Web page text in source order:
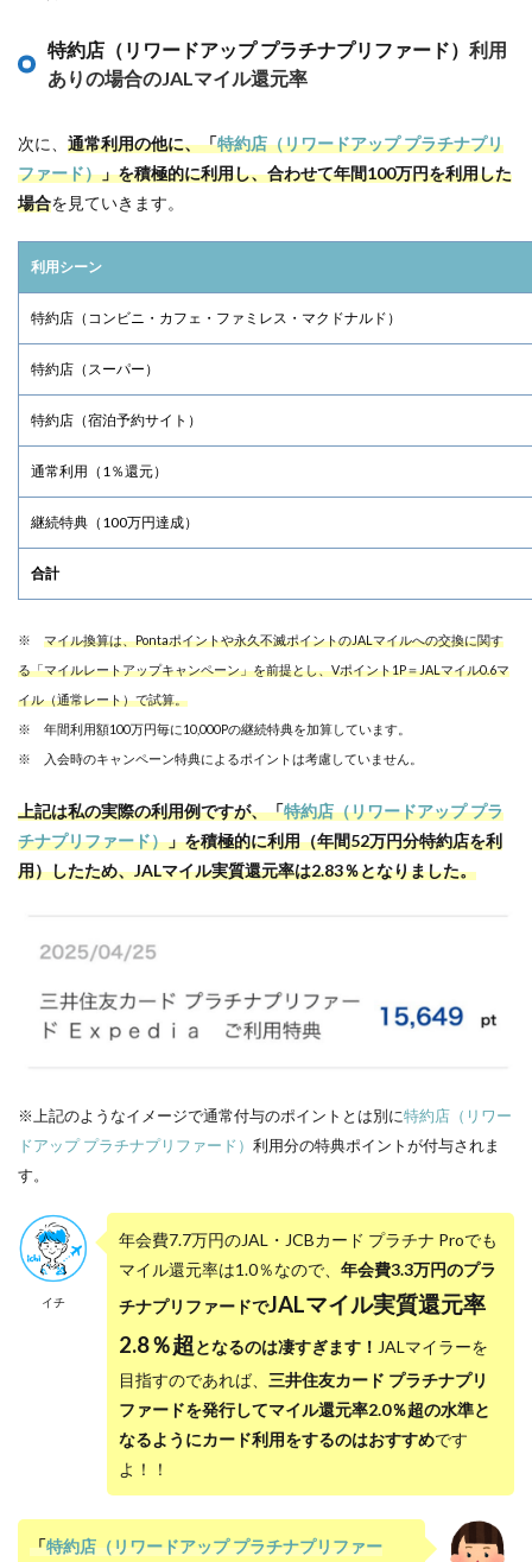
特約店（リワードアップ プラチナプリファード） 利用
ありの場合のJALマイル還元率
次に、 通常利用の他に、「特約店（リワードアップ プラチナプリ
ファード）」を積極的に利用し、合わせて年間100万円を利用した
場合を見ていきます。
利用シーン
特約店（コンビニ・カフェ・ファミレス・マクドナルド）
特約店（スーパー）
特約店（宿泊予約サイト）
通常利用（1％還元）
継続特典（100万円達成）
合計
※ マイル換算は、Pontaポイントや永久不滅ポイントのJALマイルへの交換に関す
る「マイルレートアップキャンペーン」を前提とし、Vポイント1P＝JALマイル0.6マ
イル（通常レート）で試算。
※ 年間利用額100万円毎に10,000Pの継続特典を加算しています。
※ 入会時のキャンペーン特典によるポイントは考慮していません。
上記は私の実際の利用例ですが、「特約店（リワードアップ プラ
チナプリファード）」を積極的に利用（年間52万円分特約店を利
用）したため、JALマイル実質還元率は2.83％となりました。
※上記のようなイメージで通常付与のポイントとは別に特約店（リワー
ドアップ プラチナプリファード） 利用分の特典ポイントが付与されま
す。
イチ
年会費7.7万円のJAL・JCBカード プラチナ Proでも
マイル還元率は1.0％なので、 年会費3.3万円のプラ
チナプリファードでJALマイル実質還元率
2.8％超となるのは凄すぎます！ JALマイラーを
目指すのであれば、 三井住友カード プラチナプリ
ファードを発行してマイル還元率2.0％超の水準と
なるようにカード利用をするのはおすすめです
よ！！
「特約店（リワードアップ プラチナプリファー